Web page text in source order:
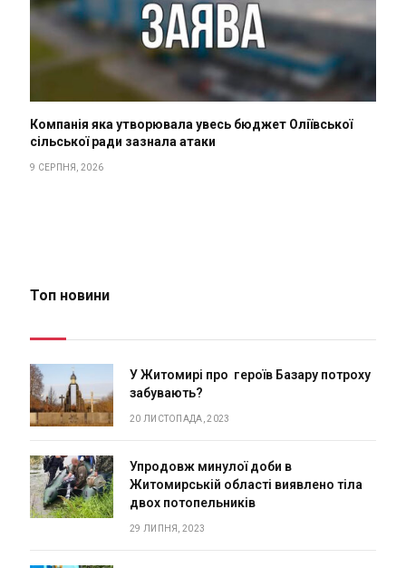
Компанія яка утворювала увесь бюджет Оліївської
сільської ради зазнала атаки
9 СЕРПНЯ, 2026
Топ новини
У Житомирі про героїв Базару потроху
забувають?
20 ЛИСТОПАДА, 2023
Упродовж минулої доби в
Житомирській області виявлено тіла
двох потопельників
29 ЛИПНЯ, 2023